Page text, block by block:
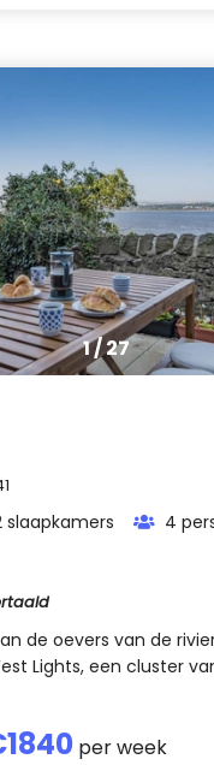
1/27
slaapkamers
4
de oevers van de
Lights, een cluster
1840 per week